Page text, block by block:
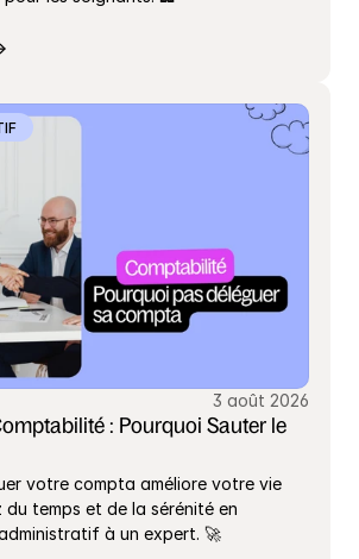
3 août 2026
: Pourquoi Sauter le
votre compta améliore votre vie
du temps et de la sérénité en
à un expert. 🚀